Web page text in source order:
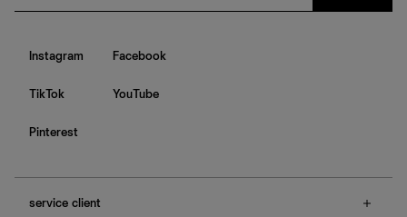
Instagram Facebook
TikTok YouTube
Pinterest
service client